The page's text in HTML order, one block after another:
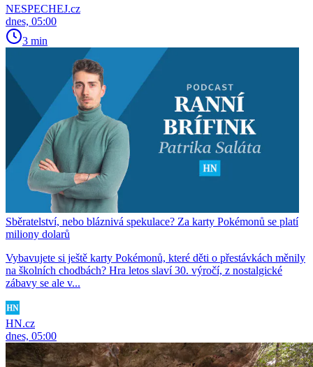
NESPECHEJ.cz
dnes, 05:00
3 min
Sběratelství, nebo bláznivá spekulace? Za karty Pokémonů se platí
miliony dolarů
Vybavujete si ještě karty Pokémonů, které děti o přestávkách měnily
na školních chodbách? Hra letos slaví 30. výročí, z nostalgické
zábavy se ale v...
HN.cz
dnes, 05:00